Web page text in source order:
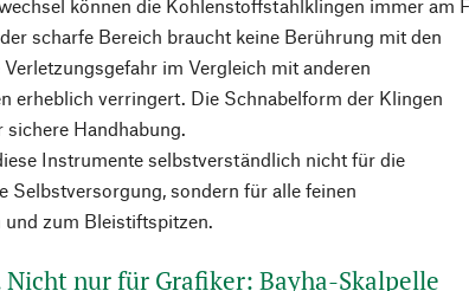
können die Kohlenstoffstahlklingen immer am
scharfe Bereich braucht keine Berührung mit den
Verletzungsgefahr im Vergleich mit anderen
erheblich verringert. Die Schnabelform der Klingen
sichere Handhabung.
Instrumente selbstverständlich nicht für die
Selbstversorgung, sondern für alle feinen
und zum Bleistiftspitzen.
nur für Grafiker: Bayha-Skalpelle